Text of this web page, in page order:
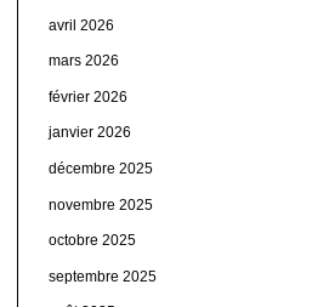
avril 2026
mars 2026
février 2026
janvier 2026
décembre 2025
novembre 2025
octobre 2025
septembre 2025